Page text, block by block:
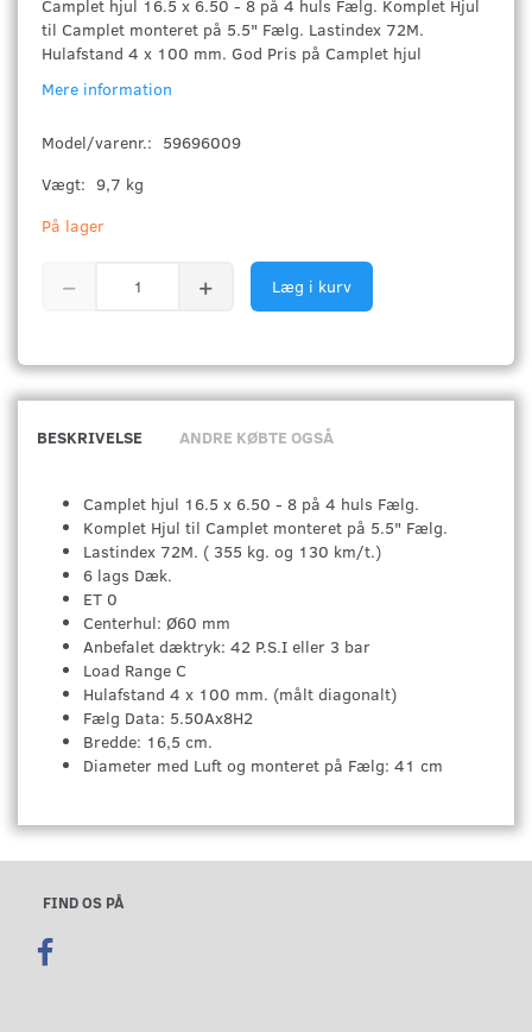
Camplet hjul 16.5 x 6.50 - 8 på 4 huls Fælg. Komplet Hjul
til Camplet monteret på 5.5" Fælg. Lastindex 72M.
Hulafstand 4 x 100 mm. God Pris på Camplet hjul
Mere information
Model/varenr.: 59696009
Vægt: 9,7 kg
På lager
Læg i kurv
BESKRIVELSE ANDRE KØBTE OGSÅ
Camplet hjul 16.5 x 6.50 - 8 på 4 huls Fælg.
Komplet Hjul til Camplet monteret på 5.5" Fælg.
Lastindex 72M. ( 355 kg. og 130 km/t.)
6 lags Dæk.
ET 0
Centerhul: Ø60 mm
Anbefalet dæktryk: 42 P.S.I eller 3 bar
Load Range C
Hulafstand 4 x 100 mm. (målt diagonalt)
Fælg Data: 5.50Ax8H2
Bredde: 16,5 cm.
Diameter med Luft og monteret på Fælg: 41 cm
FIND OS PÅ